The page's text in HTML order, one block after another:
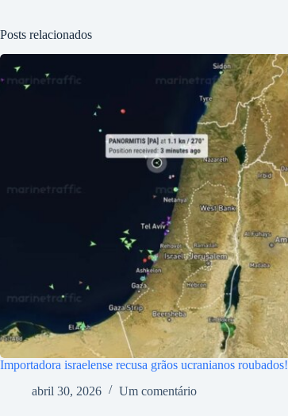
Posts relacionados
Importadora israelense recusa grãos ucranianos roubados!
abril 30, 2026
Um comentário